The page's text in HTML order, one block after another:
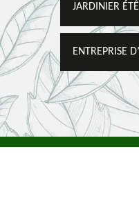
JARDINIER
ENTREPRISE